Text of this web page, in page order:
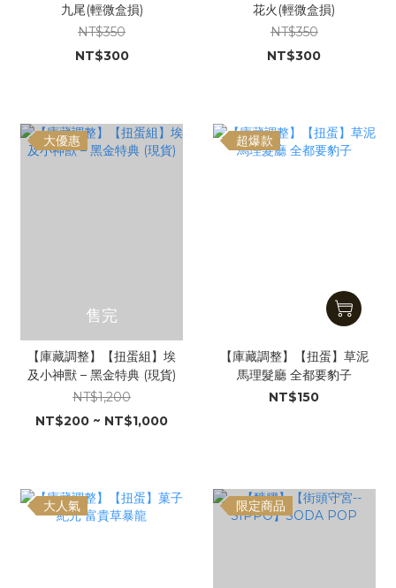
九尾(輕微盒損)
NT$350
NT$300
花火(輕微盒損)
NT$350
NT$300
大優惠
售完
【庫藏調整】【扭蛋組】埃
及小神獸 – 黑金特典 (現貨)
NT$1,200
NT$200 ~ NT$1,000
超爆款
【庫藏調整】【扭蛋】草泥
馬理髮廳 全都要豹子
NT$150
大人氣 限定商品